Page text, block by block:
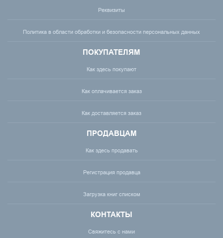
Реквизиты
Политика в области обработки и безопасности персональных данных
ПОКУПАТЕЛЯМ
Как здесь покупают
Как оплачивается заказ
Как доставляется заказ
ПРОДАВЦАМ
Как здесь продавать
Регистрация продавца
Загрузка книг списком
КОНТАКТЫ
Свяжитесь с нами